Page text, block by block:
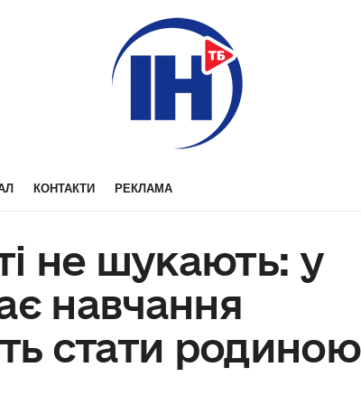
КОНТАКТИ РЕКЛАМА
не шукають: у
навчання
стати родиною